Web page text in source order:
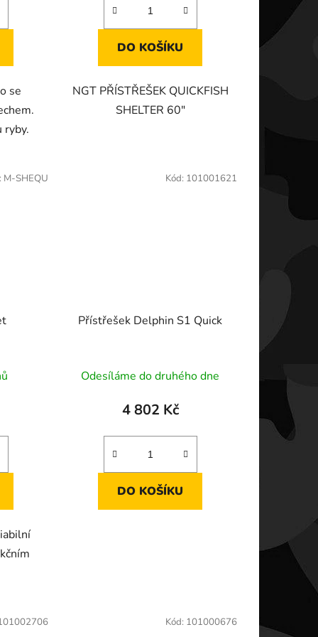
se
ryby.
z
hvězdiček.
DO KOŠÍKU
NGT PŘÍSTŘEŠEK QUICKFISH
SHELTER 60"
M-SHEQU
Přístřešek Delphin S1 Quick
Odesíláme do druhého dne
4 802 Kč
DO KOŠÍKU
Kód: 101001621
Kód: 101000676